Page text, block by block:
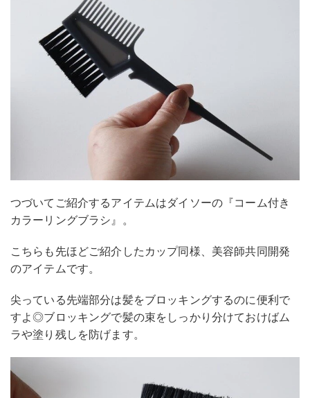
つづいてご紹介するアイテムはダイソーの『コーム付き
カラーリングブラシ』。
こちらも先ほどご紹介したカップ同様、美容師共同開発
のアイテムです。
尖っている先端部分は髪をブロッキングするのに便利で
すよ◎ブロッキングで髪の束をしっかり分けておけばム
ラや塗り残しを防げます。